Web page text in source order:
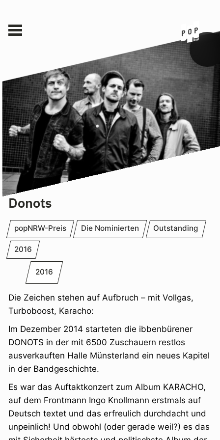
Donots
popNRW-Preis Die Nominierten Outstanding
2016
2016
Die Zeichen stehen auf Aufbruch – mit Vollgas,
Turboboost, Karacho:
Im Dezember 2014 starteten die ibbenbürener
DONOTS in der mit 6500 Zuschauern restlos
ausverkauften Halle Münsterland ein neues Kapitel
in der Bandgeschichte.
Es war das Auftaktkonzert zum Album KARACHO,
auf dem Frontmann Ingo Knollmann erstmals auf
Deutsch textet und das erfreulich durchdacht und
unpeinlich! Und obwohl (oder gerade weil?) es das